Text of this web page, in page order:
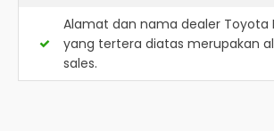
Alamat dan nama dealer Toyota
yang tertera diatas merupakan
sales.